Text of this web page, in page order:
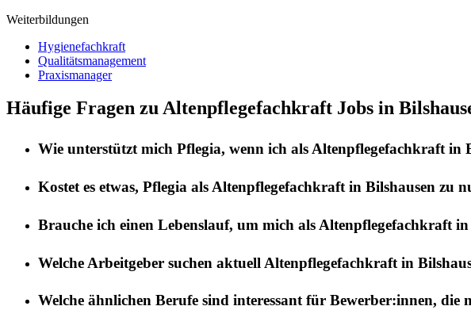
Weiterbildungen
Hygienefachkraft
Qualitätsmanagement
Praxismanager
Häufige Fragen zu Altenpflegefachkraft Jobs in
Wie unterstützt mich Pflegia, wenn ich alsAltenpflegefachkraftin
Kostet es etwas, Pflegia als Altenpflegefachkraft in Bilshausen zu
Brauche ich einen Lebenslauf, um mich als Altenpflegefachkraft in
Welche Arbeitgeber suchen aktuell Altenpflegefachkraft in
Welche ähnlichen Berufe sind interessant für Bewerber:innen, die